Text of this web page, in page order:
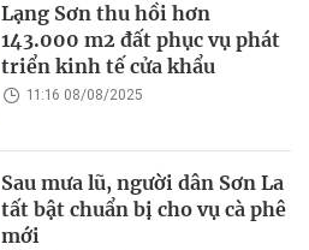
Lạng Sơn thu hồi hơn
143.000 m2 đất phục vụ phát
triển kinh tế cửa khẩu
11:16 08/08/2025
Sau mưa lũ, người dân Sơn La
tất bật chuẩn bị cho vụ cà phê
mới